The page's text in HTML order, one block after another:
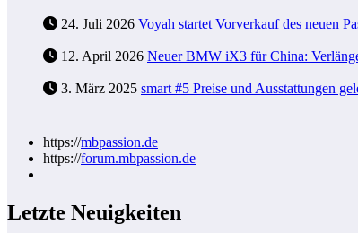
24. Juli 2026 Voyah startet Vorverkauf des neuen
12. April 2026 Neuer BMW iX3 für China:
3. März 2025 smart #5 Preise und Ausstattungen
https://mbpassion.de
https://forum.mbpassion.de
Letzte Neuigkeiten